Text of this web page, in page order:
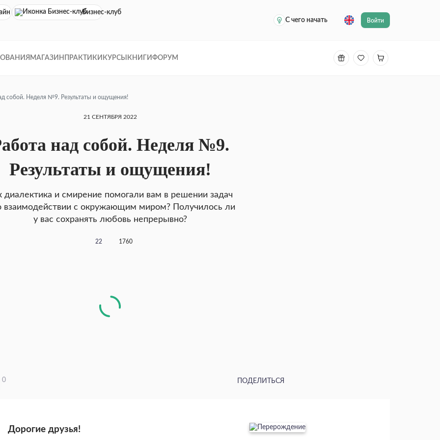
кинотеатр
Бизнес-клуб
С чего начать
Войти
МАГАЗИН ПРАКТИКИ КУРСЫ КНИГИ ФОРУМ
собой. Неделя №9. Результаты и ощущения!
21 СЕНТЯБРЯ 2022
над собой. Неделя №9.
Результаты и ощущения!
диалектика и смирение помогали вам в решении задач
взаимодействии с окружающим миром? Получилось ли
у вас сохранять любовь непрерывно?
22 1760
0 ПОДЕЛИТЬСЯ
Дорогие друзья!